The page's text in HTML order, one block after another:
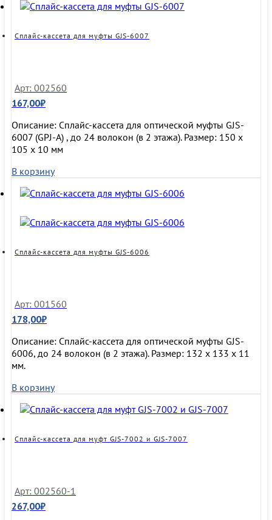
Сплайс-кассета для муфты GJS-6007
Арт: 002560
167,00₽
Описание: Сплайс-кассета для оптической муфты GJS-
6007 (GPJ-A) , до 24 волокон (в 2 этажа). Размер: 150 х
105 х 10 мм
В корзину
Сплайс-кассета для муфты GJS-6006
Арт: 001560
178,00₽
Описание: Сплайс-кассета для оптической муфты GJS-
6006, до 24 волокон (в 2 этажа). Размер: 132 х 133 х 11
мм.
В корзину
Сплайс-кассета для муфт GJS-7002 и GJS-7007
Арт: 002560-1
267,00₽